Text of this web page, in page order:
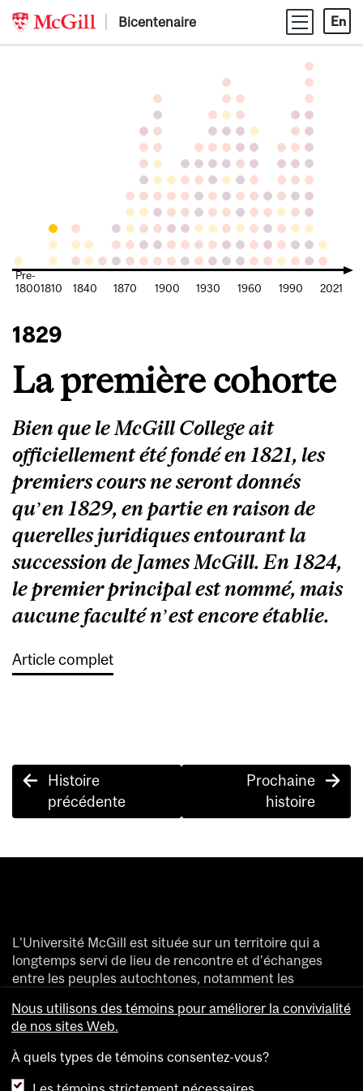
Skip
content
Bicentenaire En
Pre-
18001810 1840 1870 1900 1930 1960 1990 2021
1829
La première cohorte
Bien que le McGill College ait
officiellement été fondé en 1821, les
premiers cours ne seront donnés
qu’en 1829, en partie en raison de
querelles juridiques entourant la
succession de James McGill. En 1824,
le premier principal est nommé, mais
aucune faculté n’est encore établie.
Article complet
Post
navigation
Histoire
précédente
Prochaine
histoire
L’Université McGill est située sur un territoire qui a
longtemps servi de lieu de rencontre et d’échanges
entre les peuples autochtones, notamment les
Nous saluons et remercions les divers peuples
autochtones qui ont enrichi de leur présence ce
territoire accueillant aujourd’hui des gens de partout
Nous utilisons des témoins pour améliorer la convivialité
de nos sites Web.
À quels types de témoins consentez-vous?